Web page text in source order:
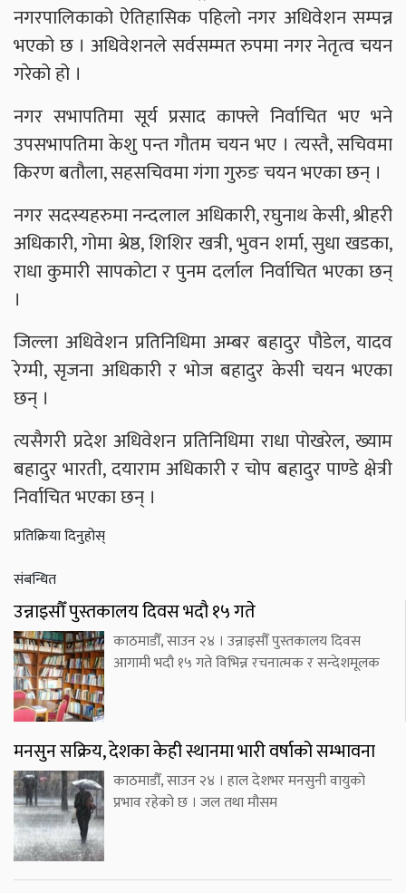
नगरपालिकाको ऐतिहासिक पहिलो नगर अधिवेशन सम्पन्न
भएको छ । अधिवेशनले सर्वसम्मत रुपमा नगर नेतृत्व चयन
गरेको हो ।
नगर सभापतिमा सूर्य प्रसाद काफ्ले निर्वाचित भए भने
उपसभापतिमा केशु पन्त गौतम चयन भए । त्यस्तै, सचिवमा
किरण बतौला, सहसचिवमा गंगा गुरुङ चयन भएका छन् ।
नगर सदस्यहरुमा नन्दलाल अधिकारी, रघुनाथ केसी, श्रीहरी
अधिकारी, गोमा श्रेष्ठ, शिशिर खत्री, भुवन शर्मा, सुधा खडका,
राधा कुमारी सापकोटा र पुनम दर्लाल निर्वाचित भएका छन्
।
जिल्ला अधिवेशन प्रतिनिधिमा अम्बर बहादुर पौडेल, यादव
रेग्मी, सृजना अधिकारी र भोज बहादुर केसी चयन भएका
छन् ।
त्यसैगरी प्रदेश अधिवेशन प्रतिनिधिमा राधा पोखरेल, ख्याम
बहादुर भारती, दयाराम अधिकारी र चोप बहादुर पाण्डे क्षेत्री
निर्वाचित भएका छन् ।
प्रतिक्रिया दिनुहोस्
संबन्धित
उन्नाइसौँ पुस्तकालय दिवस भदौ १५ गते
काठमाडौँ, साउन २४ । उन्नाइसौँ पुस्तकालय दिवस
आगामी भदौ १५ गते विभिन्न रचनात्मक र सन्देशमूलक
मनसुन सक्रिय, देशका केही स्थानमा भारी वर्षाको सम्भावना
काठमाडौँ, साउन २४ । हाल देशभर मनसुनी वायुको
प्रभाव रहेको छ । जल तथा मौसम